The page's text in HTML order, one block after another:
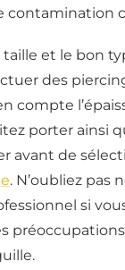
contamination
et le bon
des
compte
porter ainsi
avant de
. N’oubliez pas
si